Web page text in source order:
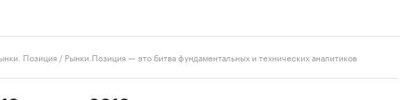
Позиция / Рынки.Позиция — это битва фундаментальных и технических аналитиков